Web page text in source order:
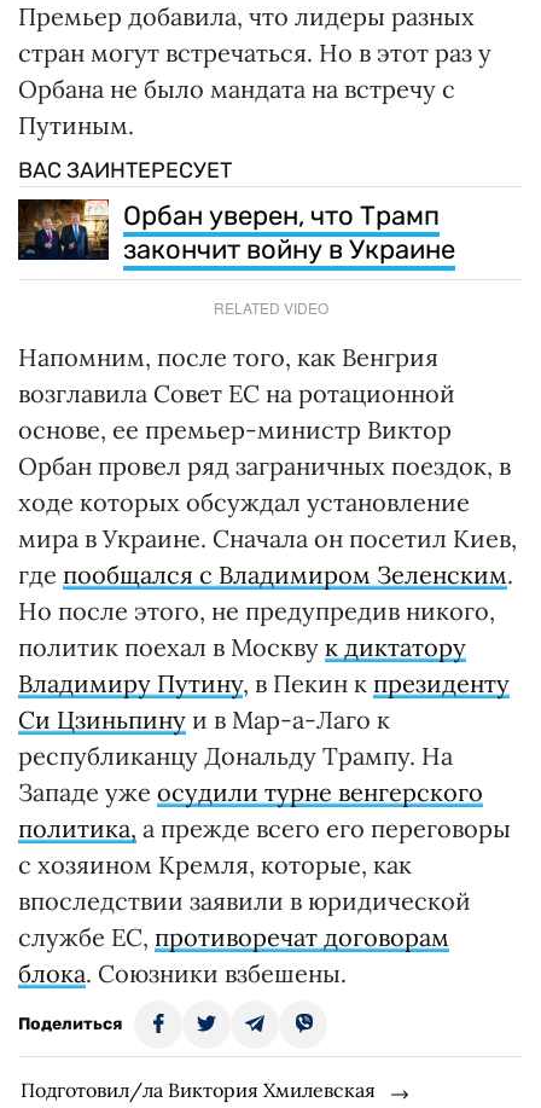
Премьер добавила, что лидеры разных
стран могут встречаться. Но в этот раз у
Орбана не было мандата на встречу с
Путиным.
ВАС ЗАИНТЕРЕСУЕТ
Орбан уверен, что Трамп
закончит войну в Украине
RELATED VIDEO
Напомним, после того, как Венгрия
возглавила Совет ЕС на ротационной
основе, ее премьер-министр Виктор
Орбан провел ряд заграничных поездок, в
ходе которых обсуждал установление
мира в Украине. Сначала он посетил Киев,
где пообщался с Владимиром Зеленским.
Но после этого, не предупредив никого,
политик поехал в Москву к диктатору
Владимиру Путину, в Пекин к президенту
Си Цзиньпину и в Мар-а-Лаго к
республиканцу Дональду Трампу. На
Западе уже осудили турне венгерского
политика, а прежде всего его переговоры
с хозяином Кремля, которые, как
впоследствии заявили в юридической
службе ЕС, противоречат договорам
блока. Союзники взбешены.
Поделиться
Подготовил/ла Виктория Хмилевская